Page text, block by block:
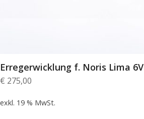
Erregerwicklung f. Noris Lima 6V
€ 275,00
exkl. 19 % MwSt.